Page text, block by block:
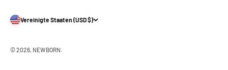
Vereinigte Staaten (USD $)
© 2026, NEWBORN.